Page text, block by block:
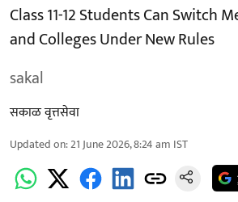
Class 11-12 Students Can Switch
and Colleges Under New Rules
sakal
सकाळ वृत्तसेवा
Updated on:21 June 2026, 8:24 am IST